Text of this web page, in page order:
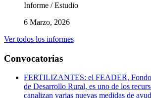
Informe / Estudio
6 Marzo, 2026
Ver todos los informes
Convocatorias
FERTILIZANTES: el FEADER,
de Desarrollo Rural, es uno de los
canalizan varias nuevas medidas de